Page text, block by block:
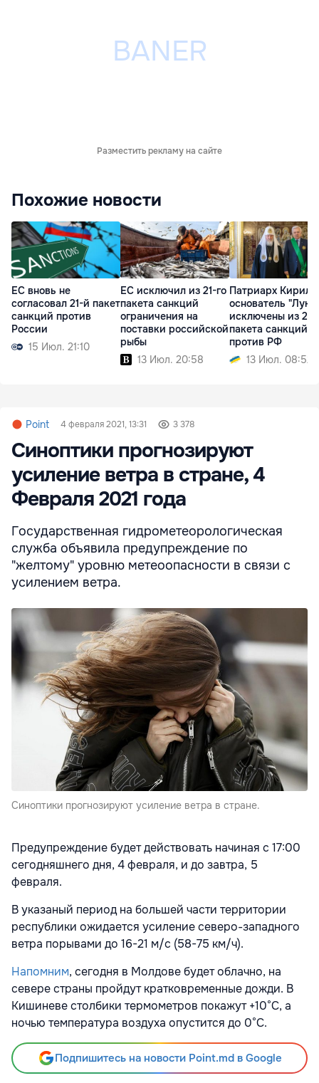
Разместить рекламу на сайте
Похожие новости
ЕС вновь не
согласовал 21-й пакет
санкций против
России
15 Июл. 21:10
ЕС исключил из 21-го
пакета санкций
ограничения на
поставки российской
рыбы
13 Июл. 20:58
Патриарх
основатель
исключены из 21-
пакета санкций
против РФ
13 Июл. 08:52
Point 4 февраля 2021, 13:31 3 378
Синоптики прогнозируют
усиление ветра в стране, 4
Февраля 2021 года
Государственная гидрометеорологическая
служба объявила предупреждение по
"желтому" уровню метеоопасности в связи с
усилением ветра.
Синоптики прогнозируют усиление ветра в стране.
Предупреждение будет действовать начиная с 17:00
сегодняшнего дня, 4 февраля, и до завтра, 5
февраля.
В указаный период на большей части территории
республики ожидается усиление северо-западного
ветра порывами до 16-21 м/с (58-75 км/ч).
Напомним, сегодня в Молдове будет облачно, на
севере страны пройдут кратковременные дожди. В
Кишиневе столбики термометров покажут +10°С, а
ночью температура воздуха опустится до 0°С.
Подпишитесь на новости Point.md в Google